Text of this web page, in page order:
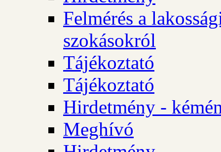
Felmérés a
szokásokról
Tájékoztató
Tájékoztató
Hirdetmény -
Meghívó